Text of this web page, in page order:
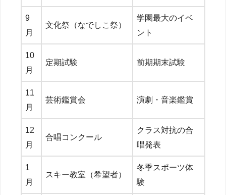
9
月
文化祭（なでしこ祭）
学園最大のイベ
ント
10
月
定期試験 前期期末試験
11
月
芸術鑑賞会 演劇・音楽鑑賞
12
月
合唱コンクール
クラス対抗の合
唱発表
1
月
スキー教室（希望者）
冬季スポーツ体
験